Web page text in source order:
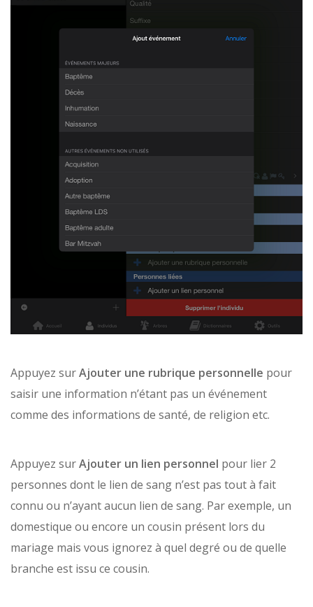
Appuyez surAjouter une rubrique personnelle pour
saisir une information n’étant pas un événement
comme des informations de santé, de religion etc.
Appuyez surAjouter un lien personnel pour lier 2
personnes dont le lien de sang n’est pas tout à fait
connu ou n’ayant aucun lien de sang. Par exemple, un
domestique ou encore un cousin présent lors du
mariage mais vous ignorez à quel degré ou de quelle
branche est issu ce cousin.